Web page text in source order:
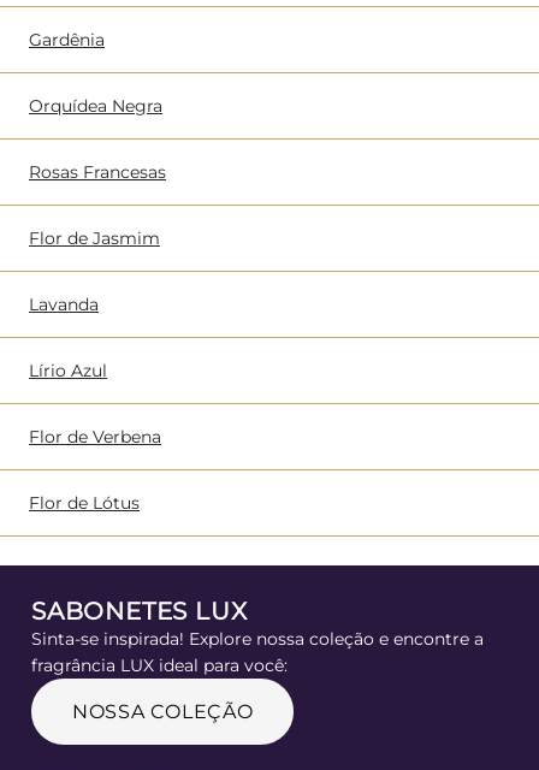
Gardênia
Orquídea Negra
Rosas Francesas
Flor de Jasmim
Lavanda
Lírio Azul
Flor de Verbena
Flor de Lótus
SABONETES LUX
Sinta-se inspirada! Explore nossa coleção e encontre a
fragrância LUX ideal para você:
NOSSA COLEÇÃO